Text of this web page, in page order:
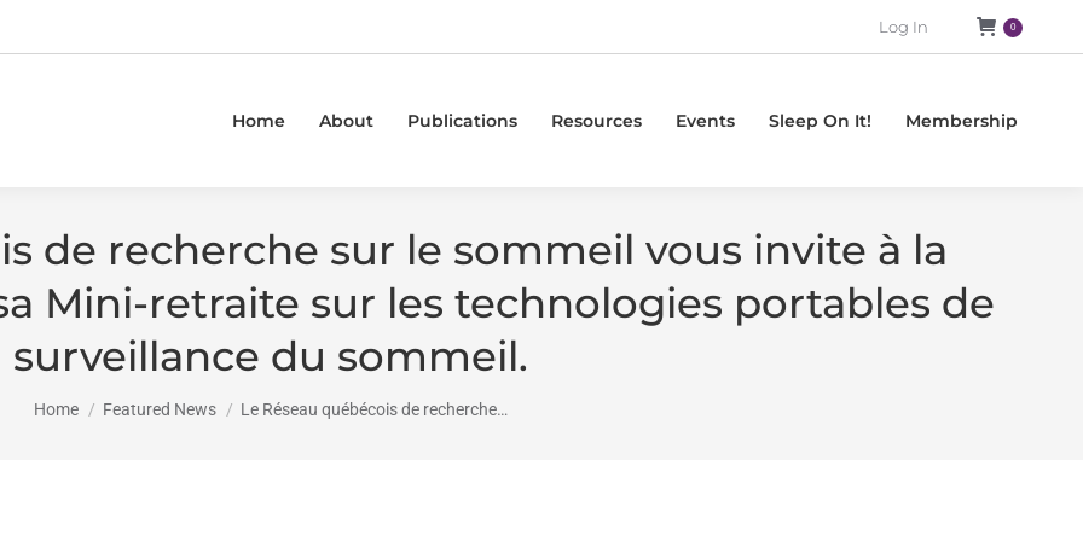
Log In 0
Home About Publications Resources Events Sleep On It! Membership
de recherche sur le sommeil vous invite à la
Mini-retraite sur les technologies portables de
surveillance du sommeil.
You are here:
Home Featured News Le Réseau québécois de recherche…